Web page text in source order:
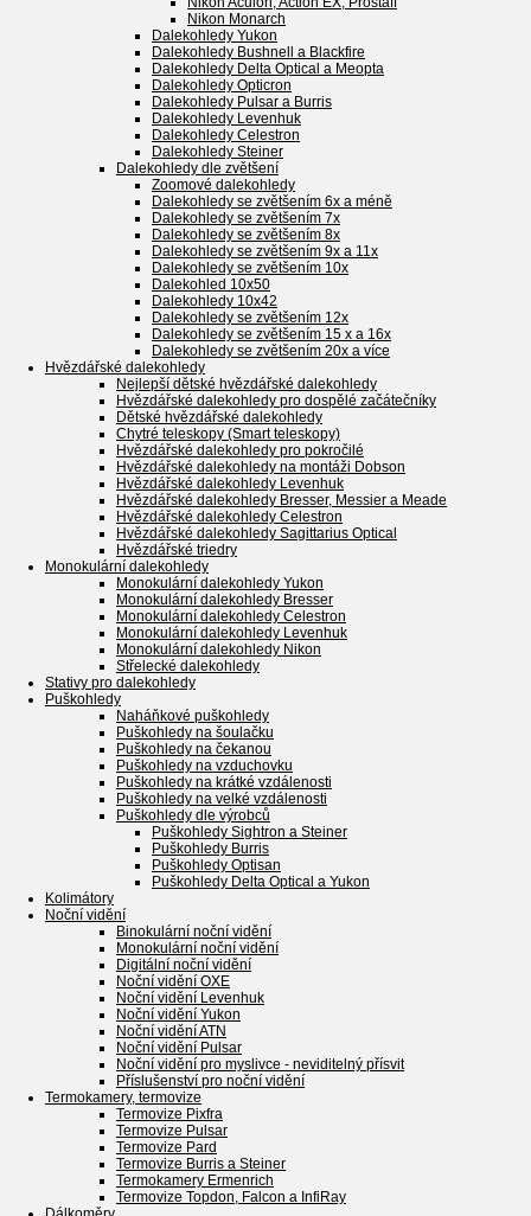
Nikon Monarch
Dalekohledy Yukon
Dalekohledy Bushnell a Blackfire
Dalekohledy Delta Optical a Meopta
Dalekohledy Opticron
Dalekohledy Pulsar a Burris
Dalekohledy Levenhuk
Dalekohledy Celestron
Dalekohledy Steiner
Dalekohledy dle zvětšení
Zoomové dalekohledy
Dalekohledy se zvětšením 6x a méně
Dalekohledy se zvětšením 7x
Dalekohledy se zvětšením 8x
Dalekohledy se zvětšením 9x a 11x
Dalekohledy se zvětšením 10x
Dalekohled 10x50
Dalekohledy 10x42
Dalekohledy se zvětšením 12x
Dalekohledy se zvětšením 15 x a 16x
Dalekohledy se zvětšením 20x a více
Hvězdářské dalekohledy
Nejlepší dětské hvězdářské dalekohledy
Hvězdářské dalekohledy pro dospělé začátečníky
Dětské hvězdářské dalekohledy
Chytré teleskopy (Smart teleskopy)
Hvězdářské dalekohledy pro pokročilé
Hvězdářské dalekohledy na montáži Dobson
Hvězdářské dalekohledy Levenhuk
Hvězdářské dalekohledy Bresser, Messier a Meade
Hvězdářské dalekohledy Celestron
Hvězdářské dalekohledy Sagittarius Optical
Hvězdářské triedry
Monokulární dalekohledy
Monokulární dalekohledy Yukon
Monokulární dalekohledy Bresser
Monokulární dalekohledy Celestron
Monokulární dalekohledy Levenhuk
Monokulární dalekohledy Nikon
Střelecké dalekohledy
Stativy pro dalekohledy
Puškohledy
Naháňkové puškohledy
Puškohledy na šoulačku
Puškohledy na čekanou
Puškohledy na vzduchovku
Puškohledy na krátké vzdálenosti
Puškohledy na velké vzdálenosti
Puškohledy dle výrobců
Puškohledy Sightron a Steiner
Puškohledy Burris
Puškohledy Optisan
Puškohledy Delta Optical a Yukon
Kolimátory
Noční vidění
Binokulární noční vidění
Monokulární noční vidění
Digitální noční vidění
Noční vidění OXE
Noční vidění Levenhuk
Noční vidění Yukon
Noční vidění ATN
Noční vidění Pulsar
Noční vidění pro myslivce - neviditelný přísvit
Příslušenství pro noční vidění
Termokamery, termovize
Termovize Pixfra
Termovize Pulsar
Termovize Pard
Termovize Burris a Steiner
Termokamery Ermenrich
Termovize Topdon, Falcon a InfiRay